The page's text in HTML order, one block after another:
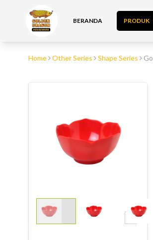
BERANDA PRODUK
Home Other Series Shape Series